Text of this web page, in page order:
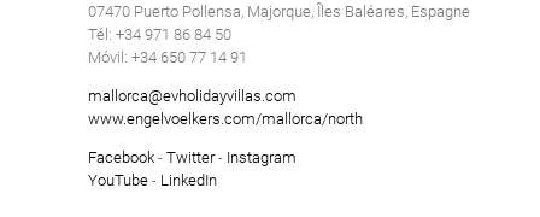
07470 Puerto Pollensa, Majorque, Îles Baléares, Espagne
Tél: +34 971 86 84 50
Móvil: +34 650 77 14 91
mallorca@evholidayvillas.com
www.engelvoelkers.com/mallorca/north
Facebook- Twitter- Instagram
YouTube- LinkedIn